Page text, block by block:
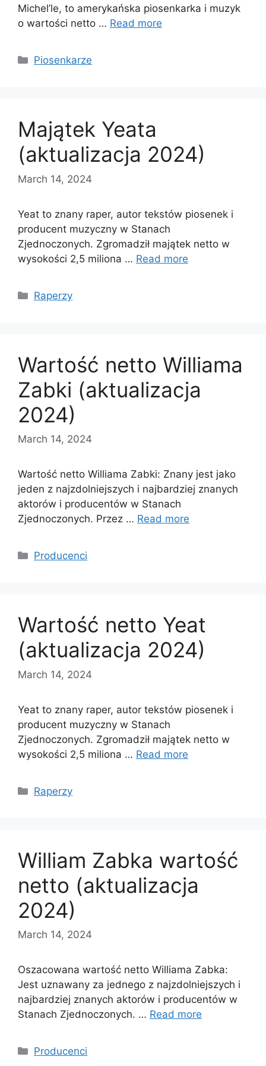
Michel’le, to amerykańska piosenkarka i muzyk
o wartości netto … Read more
Categories
Piosenkarze
Majątek Yeata
(aktualizacja 2024)
March 14, 2024
Yeat to znany raper, autor tekstów piosenek i
producent muzyczny w Stanach
Zjednoczonych. Zgromadził majątek netto w
wysokości 2,5 miliona … Read more
Categories
Raperzy
Wartość netto Williama
Zabki (aktualizacja
2024)
March 14, 2024
Wartość netto Williama Zabki: Znany jest jako
jeden z najzdolniejszych i najbardziej znanych
aktorów i producentów w Stanach
Zjednoczonych. Przez … Read more
Categories
Producenci
Wartość netto Yeat
(aktualizacja 2024)
March 14, 2024
Yeat to znany raper, autor tekstów piosenek i
producent muzyczny w Stanach
Zjednoczonych. Zgromadził majątek netto w
wysokości 2,5 miliona … Read more
Categories
Raperzy
William Zabka wartość
netto (aktualizacja
2024)
March 14, 2024
Oszacowana wartość netto Williama Zabka:
Jest uznawany za jednego z najzdolniejszych i
najbardziej znanych aktorów i producentów w
Stanach Zjednoczonych. … Read more
Categories
Producenci